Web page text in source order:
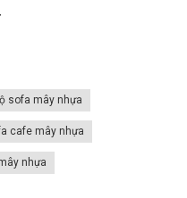
sofa mây nhựa
cafe mây nhựa
nhựa